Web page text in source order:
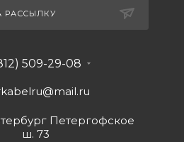
РАССЫЛКУ
509-29-08
@mail.ru
Петергофское
ш. 73